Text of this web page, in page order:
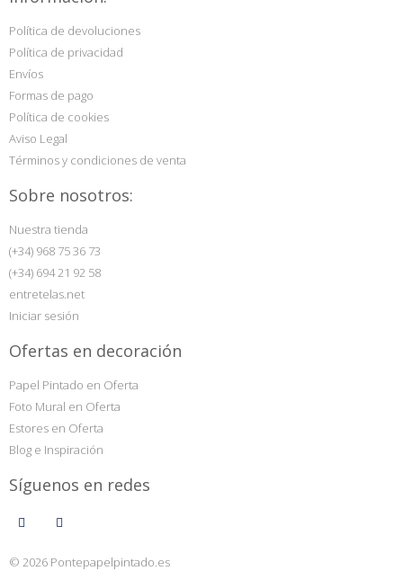
Política de devoluciones
Política de privacidad
Envíos
Formas de pago
Política de cookies
Aviso Legal
Términos y condiciones de venta
Sobre nosotros:
Nuestra tienda
(+34) 968 75 36 73
(+34) 694 21 92 58
entretelas.net
Iniciar sesión
Ofertas en decoración
Papel Pintado en Oferta
Foto Mural en Oferta
Estores en Oferta
Blog e Inspiración
Síguenos en redes
© 2026 Pontepapelpintado.es